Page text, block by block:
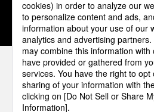
1 2 3 4
パナソニックの電気設備